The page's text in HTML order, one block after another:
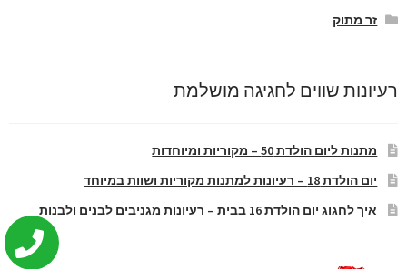
זר מתוק
רעיונות שווים לחגיגה מושלמת
מתנות ליום הולדת 50 – מקוריות ומיוחדות
יום הולדת 18 – רעיונות למתנות מקוריות ושוות במיוחד
איך לחגוג יום הולדת 16 בבית – רעיונות מגניבים לבנים ולבנות